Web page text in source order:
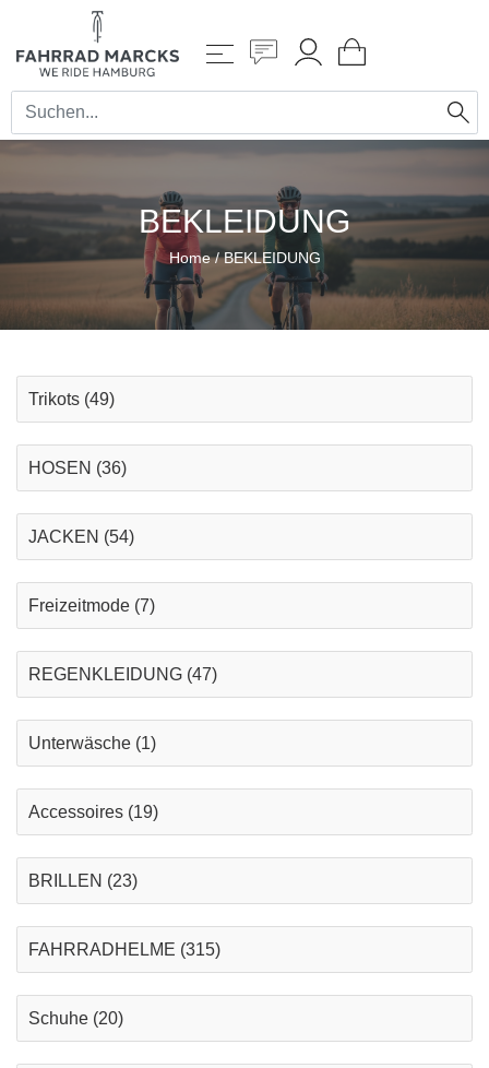
BEKLEIDUNG
Home/BEKLEIDUNG
Trikots (49)
HOSEN (36)
JACKEN (54)
Freizeitmode (7)
REGENKLEIDUNG (47)
Unterwäsche (1)
Accessoires (19)
BRILLEN (23)
FAHRRADHELME (315)
Schuhe (20)